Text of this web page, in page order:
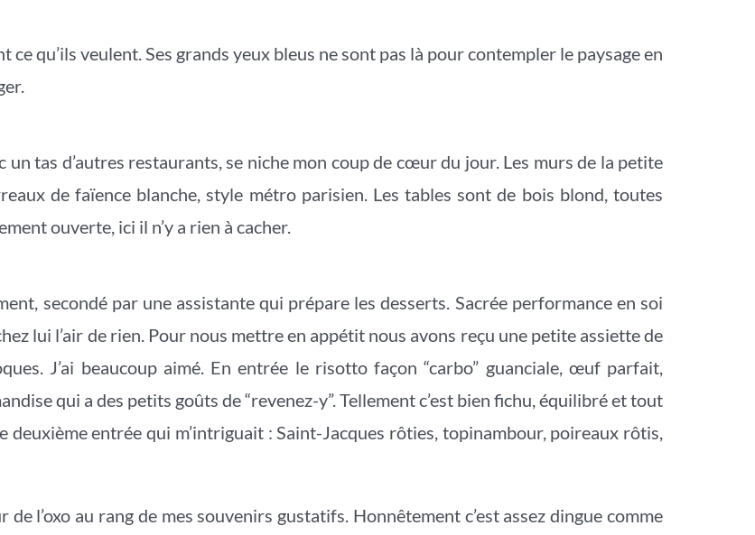
qu’ils veulent. Ses grands yeux bleus ne sont pas là pour contempler le paysage en
un tas d’autres restaurants, se niche mon coup de cœur du jour. Les murs de la petite
de faïence blanche, style métro parisien. Les tables sont de bois blond, toutes
ouverte, ici il n’y a rien à cacher.
secondé par une assistante qui prépare les desserts. Sacrée performance en soi
lui l’air de rien. Pour nous mettre en appétit nous avons reçu une petite assiette de
J’ai beaucoup aimé. En entrée le risotto façon “carbo” guanciale, œuf parfait,
qui a des petits goûts de “revenez-y”. Tellement c’est bien fichu, équilibré et tout
deuxième entrée qui m’intriguait : Saint-Jacques rôties, topinambour, poireaux rôtis,
de l’oxo au rang de mes souvenirs gustatifs. Honnêtement c’est assez dingue comme